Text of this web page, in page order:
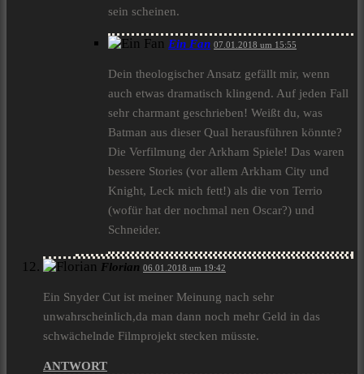
sein scheinen.
Ein Fan 07.01.2018 um 15:55
Dein theologischer Ansatz gefällt mir, wenn
auch etwas dramatisch klingend. Auf jeden Fall
sehr charmant geschrieben! Weißt du, was
Batman aus dieser Qual herausführen könnte?
Die Verfilmung der Arkham Spiele! Das waren
bessere Stories (vor allem Arkham City und
Knight, Leck mich fett!) als die von Terrio
(wofür hat der nochmal nen Oscar?) und
Schneider.
Florian 06.01.2018 um 19:42
Ein Snyder Cut ist meiner Meinung nach sehr
unwahrscheinlich,da man dann noch mehr Geld in das
schwächelnde Filmprojekt stecken müsste.
ANTWORT